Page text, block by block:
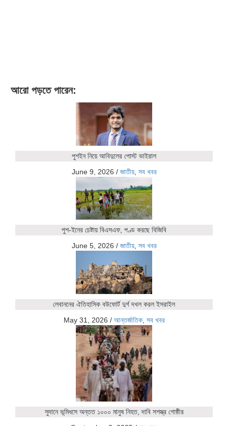
আরো পড়তে পারেন:
পুশইন নিয়ে আবিদুলের পোস্ট ভাইরাল
June 9, 2026 / জাতীয়, সব খবর
পুশ-ইনের চেষ্টায় বিএসএফ, পণ্ড করছে বিজিবি
June 5, 2026 / জাতীয়, সব খবর
লেবাননের ঐতিহাসিক বউফোর্ট দুর্গ দখল করল ইসরাইল
May 31, 2026 / আন্তর্জাতিক, সব খবর
সুদানে ভূমিধসে অন্তত ১০০০ মানুষ নিহত, দাবি সশস্ত্র গোষ্ঠীর